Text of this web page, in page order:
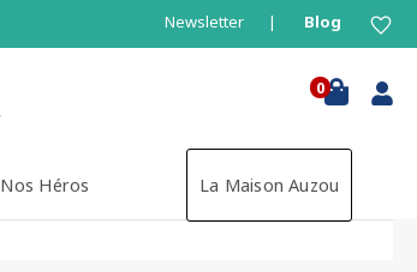
Newsletter Blog
0
Nos Héros La Maison Auzou